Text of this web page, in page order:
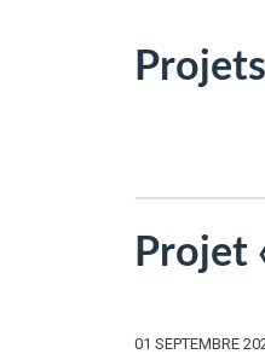
Projets
Projet
01 SEPTEMBRE